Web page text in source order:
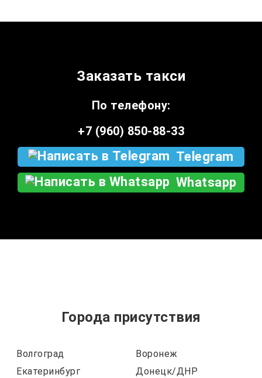
Заказать такси
По телефону:
+7 (960) 850-88-33
Telegram
Whatsapp
Города присутствия
Волгоград
Воронеж
Екатеринбург
Донецк/ДНР